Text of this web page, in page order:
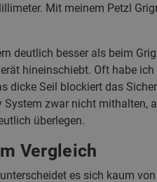
Mit meinem Petzl
deutlich besser als beim
hineinschiebt. Oft habe
dicke Seil blockiert das
zwar nicht mithalten,
überlegen.
Vergleich
es sich kaum